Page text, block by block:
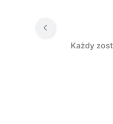
Każdy